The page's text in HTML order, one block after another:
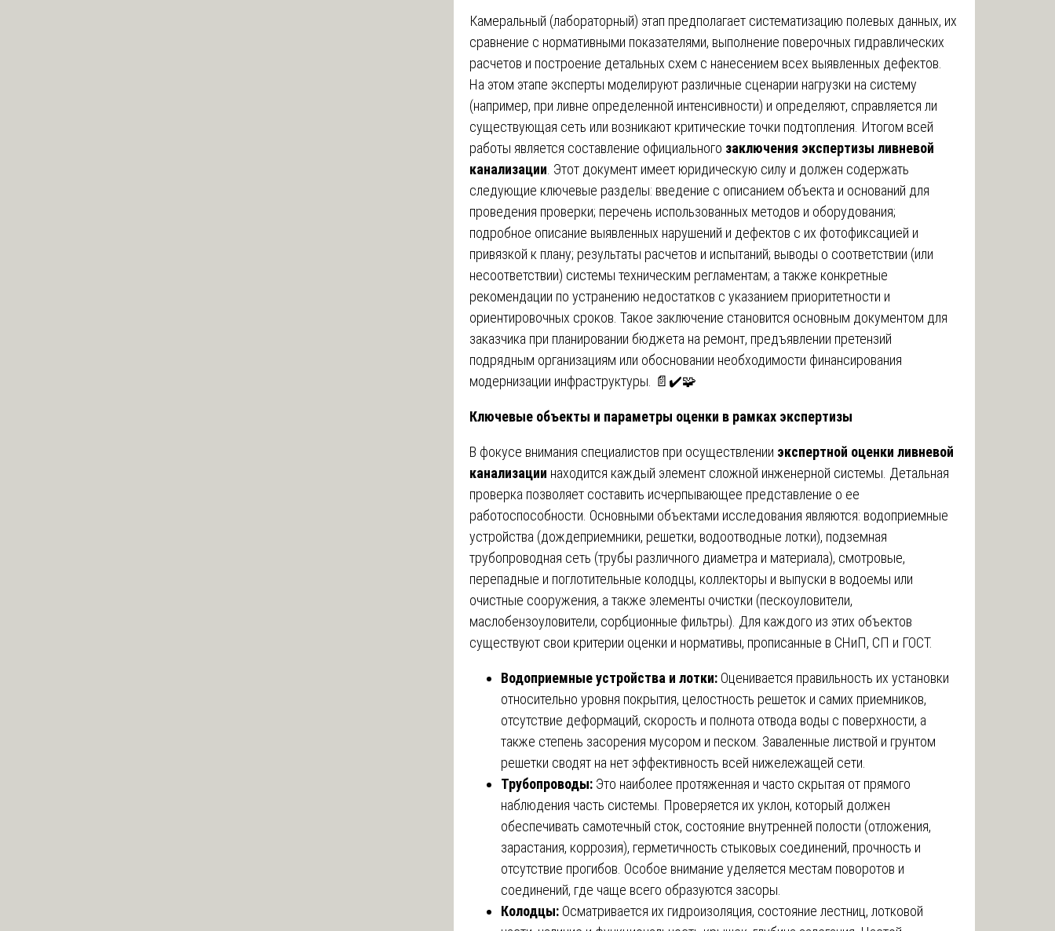
Камеральный (лабораторный) этап предполагает систематизацию полевых данных, их
сравнение с нормативными показателями, выполнение поверочных гидравлических
расчетов и построение детальных схем с нанесением всех выявленных дефектов.
На этом этапе эксперты моделируют различные сценарии нагрузки на систему
(например, при ливне определенной интенсивности) и определяют, справляется ли
существующая сеть или возникают критические точки подтопления. Итогом всей
работы является составление официального заключения экспертизы ливневой
канализации . Этот документ имеет юридическую силу и должен содержать
следующие ключевые разделы: введение с описанием объекта и оснований для
проведения проверки; перечень использованных методов и оборудования;
подробное описание выявленных нарушений и дефектов с их фотофиксацией и
привязкой к плану; результаты расчетов и испытаний; выводы о соответствии (или
несоответствии) системы техническим регламентам; а также конкретные
рекомендации по устранению недостатков с указанием приоритетности и
ориентировочных сроков. Такое заключение становится основным документом для
заказчика при планировании бюджета на ремонт, предъявлении претензий
подрядным организациям или обосновании необходимости финансирования
модернизации инфраструктуры. 📄✔️🧩
Ключевые объекты и параметры оценки в рамках экспертизы
В фокусе внимания специалистов при осуществлении экспертной оценки ливневой
канализации находится каждый элемент сложной инженерной системы. Детальная
проверка позволяет составить исчерпывающее представление о ее
работоспособности. Основными объектами исследования являются: водоприемные
устройства (дождеприемники, решетки, водоотводные лотки), подземная
трубопроводная сеть (трубы различного диаметра и материала), смотровые,
перепадные и поглотительные колодцы, коллекторы и выпуски в водоемы или
очистные сооружения, а также элементы очистки (пескоуловители,
маслобензоуловители, сорбционные фильтры). Для каждого из этих объектов
существуют свои критерии оценки и нормативы, прописанные в СНиП, СП и ГОСТ.
Водоприемные устройства и лотки: Оценивается правильность их установки
относительно уровня покрытия, целостность решеток и самих приемников,
отсутствие деформаций, скорость и полнота отвода воды с поверхности, а
также степень засорения мусором и песком. Заваленные листвой и грунтом
решетки сводят на нет эффективность всей нижележащей сети.
Трубопроводы: Это наиболее протяженная и часто скрытая от прямого
наблюдения часть системы. Проверяется их уклон, который должен
обеспечивать самотечный сток, состояние внутренней полости (отложения,
зарастания, коррозия), герметичность стыковых соединений, прочность и
отсутствие прогибов. Особое внимание уделяется местам поворотов и
соединений, где чаще всего образуются засоры.
Колодцы: Осматривается их гидроизоляция, состояние лестниц, лотковой